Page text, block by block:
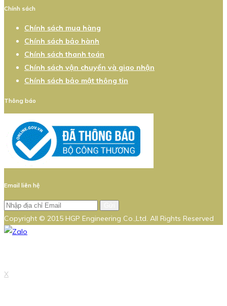
Chính sách
Chính sách mua hàng
Chính sách bảo hành
Chính sách thanh toán
Chính sách vận chuyển và giao nhận
Chính sách bảo mật thông tin
Thông báo
Email liên hệ
Copyright © 2015 HGP Engineering Co.,Ltd. All Rights Reserved
X